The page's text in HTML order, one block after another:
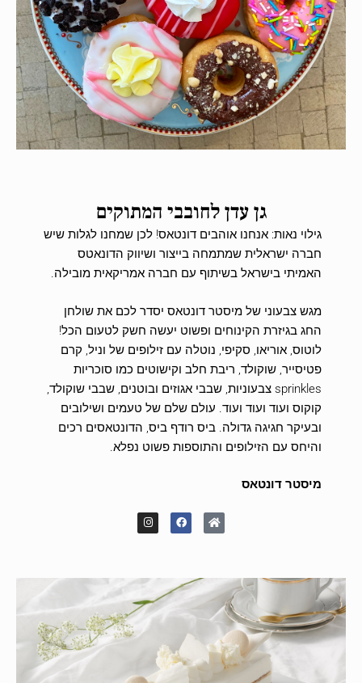
גן עדן לחובבי המתוקים
גילוי נאות: אנחנו אוהבים דונטאס! לכן שמחנו לגלות שיש
חברה ישראלית שמתמחה בייצור ושיווק הדונאטס
האמיתי בישראל בשיתוף עם חברה אמריקאית מובילה.
מגש צבעוני של מיסטר דונטאס יסדר לכם את שולחן
החג בגיזרת הקינוחים ופשוט יעשה חשק לטעום הכל!
לוטוס, אוריאו, סקיפי, נוטלה עם זילופים של וניל, קרם
פטיסייר, שוקולד, ריבת חלב וקישוטים כמו סוכריות
sprinkles צבעוניות, שבבי אגוזים ובוטנים, שבבי שוקולד,
קוקוס ועוד ועוד ועוד. עולם שלם של טעמים ושילובים
ובעיקר חגיגה גדולה. ביס רודף ביס, הדונטאסים רכים
והיחס עם הזילופים והתוספות פשוט נפלא.
מיסטר דונטאס